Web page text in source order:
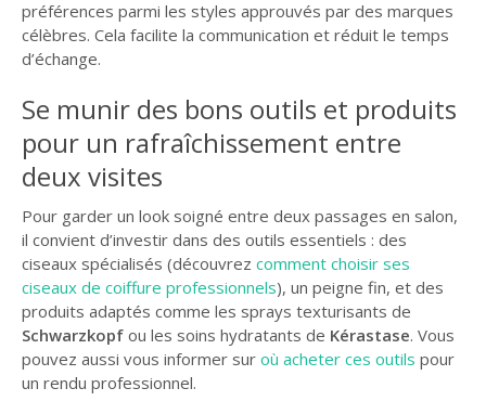
préférences parmi les styles approuvés par des marques
célèbres. Cela facilite la communication et réduit le temps
d’échange.
Se munir des bons outils et produits
pour un rafraîchissement entre
deux visites
Pour garder un look soigné entre deux passages en salon,
il convient d’investir dans des outils essentiels : des
ciseaux spécialisés (découvrez comment choisir ses
ciseaux de coiffure professionnels), un peigne fin, et des
produits adaptés comme les sprays texturisants de
Schwarzkopfou les soins hydratants de Kérastase. Vous
pouvez aussi vous informer sur où acheter ces outils pour
un rendu professionnel.